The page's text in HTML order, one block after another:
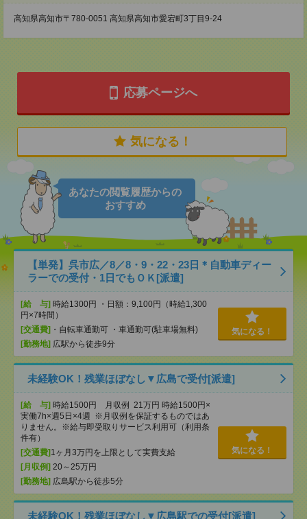
高知県高知市〒780-0051 高知県高知市愛宕町3丁目9-24
応募ページへ
気になる！
あなたの閲覧履歴からの
おすすめ
【単発】呉市広／8／8・9・22・23日＊自動車ディー
ラーでの受付・1日でもＯＫ[派遣]
[給 与] 時給1300円 ・日額：9,100円（時給1,300
円×7時間）
[交通費] ・自転車通勤可 ・車通勤可(駐車場無料)
[勤務地] 広駅から徒歩9分
気になる！
未経験OK！残業ほぼなし▼広島で受付[派遣]
[給 与] 時給1500円 月収例 21万円 時給1500円×
実働7h×週5日×4週 ※月収例を保証するものではあ
りません。※給与即受取りサービス利用可（利用条
件有）
[交通費]1ヶ月3万円を上限として実費支給
[月収例] 20～25万円
[勤務地] 広島駅から徒歩5分
気になる！
未経験OK！残業ほぼなし▼広島駅での受付[派遣]